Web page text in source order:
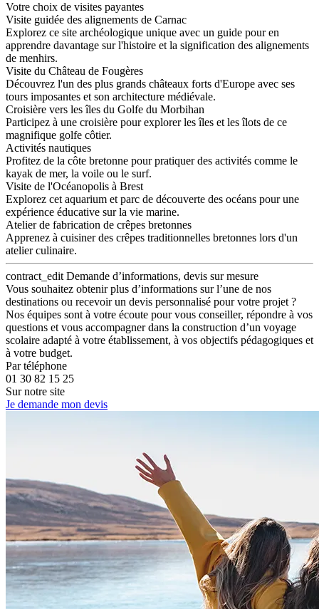
Votre choix de visites payantes
Visite guidée des alignements de Carnac
Explorez ce site archéologique unique avec un guide pour en
apprendre davantage sur l'histoire et la signification des alignements
de menhirs.
Visite du Château de Fougères
Découvrez l'un des plus grands châteaux forts d'Europe avec ses
tours imposantes et son architecture médiévale.
Croisière vers les îles du Golfe du Morbihan
Participez à une croisière pour explorer les îles et les îlots de ce
magnifique golfe côtier.
Activités nautiques
Profitez de la côte bretonne pour pratiquer des activités comme le
kayak de mer, la voile ou le surf.
Visite de l'Océanopolis à Brest
Explorez cet aquarium et parc de découverte des océans pour une
expérience éducative sur la vie marine.
Atelier de fabrication de crêpes bretonnes
Apprenez à cuisiner des crêpes traditionnelles bretonnes lors d'un
atelier culinaire.
contract_edit Demande d’informations, devis sur mesure
Vous souhaitez obtenir plus d’informations sur l’une de nos
destinations ou recevoir un devis personnalisé pour votre projet ?
Nos équipes sont à votre écoute pour vous conseiller, répondre à vos
questions et vous accompagner dans la construction d’un voyage
scolaire adapté à votre établissement, à vos objectifs pédagogiques et
à votre budget.
Par téléphone
01 30 82 15 25
Sur notre site
Je demande mon devis